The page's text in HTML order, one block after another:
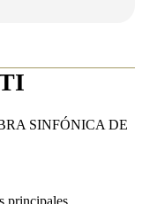
SINFÓNICA DE